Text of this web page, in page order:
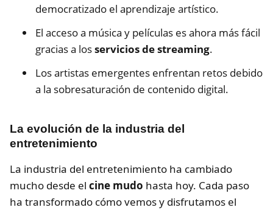
democratizado el aprendizaje artístico.
El acceso a música y películas es ahora más fácil
gracias a losservicios de streaming.
Los artistas emergentes enfrentan retos debido
a la sobresaturación de contenido digital.
La evolución de la industria del
entretenimiento
La industria del entretenimiento ha cambiado
mucho desde el cine mudo hasta hoy. Cada paso
ha transformado cómo vemos y disfrutamos el